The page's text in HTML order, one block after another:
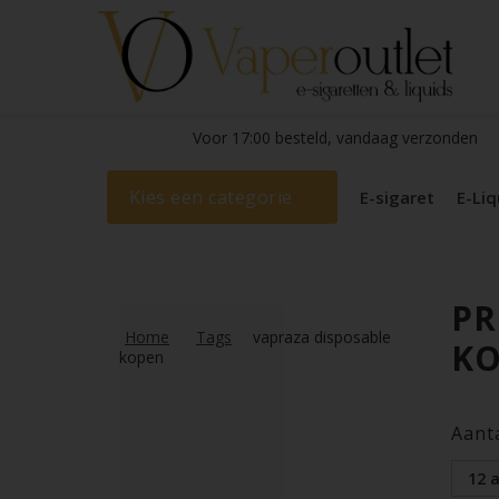
Voor 17:00 besteld, vandaag verzonden
Kies een categorie E-sigaret E-
Home Tags
vapraza disposable
kopen